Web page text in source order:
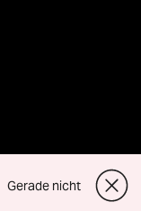
Gerade nicht